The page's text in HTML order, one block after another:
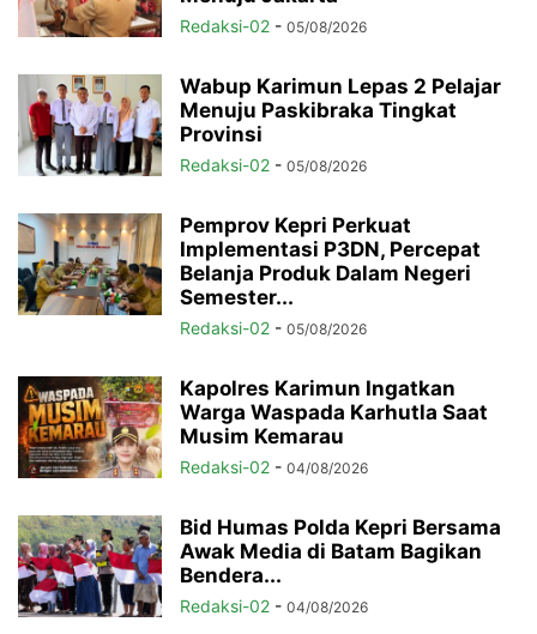
Redaksi-02 - 05/08/2026
Wabup Karimun Lepas 2 Pelajar
Menuju Paskibraka Tingkat
Provinsi
Redaksi-02 - 05/08/2026
Pemprov Kepri Perkuat
Implementasi P3DN, Percepat
Belanja Produk Dalam Negeri
Semester...
Redaksi-02 - 05/08/2026
Kapolres Karimun Ingatkan
Warga Waspada Karhutla Saat
Musim Kemarau
Redaksi-02 - 04/08/2026
Bid Humas Polda Kepri Bersama
Awak Media di Batam Bagikan
Bendera...
Redaksi-02 - 04/08/2026